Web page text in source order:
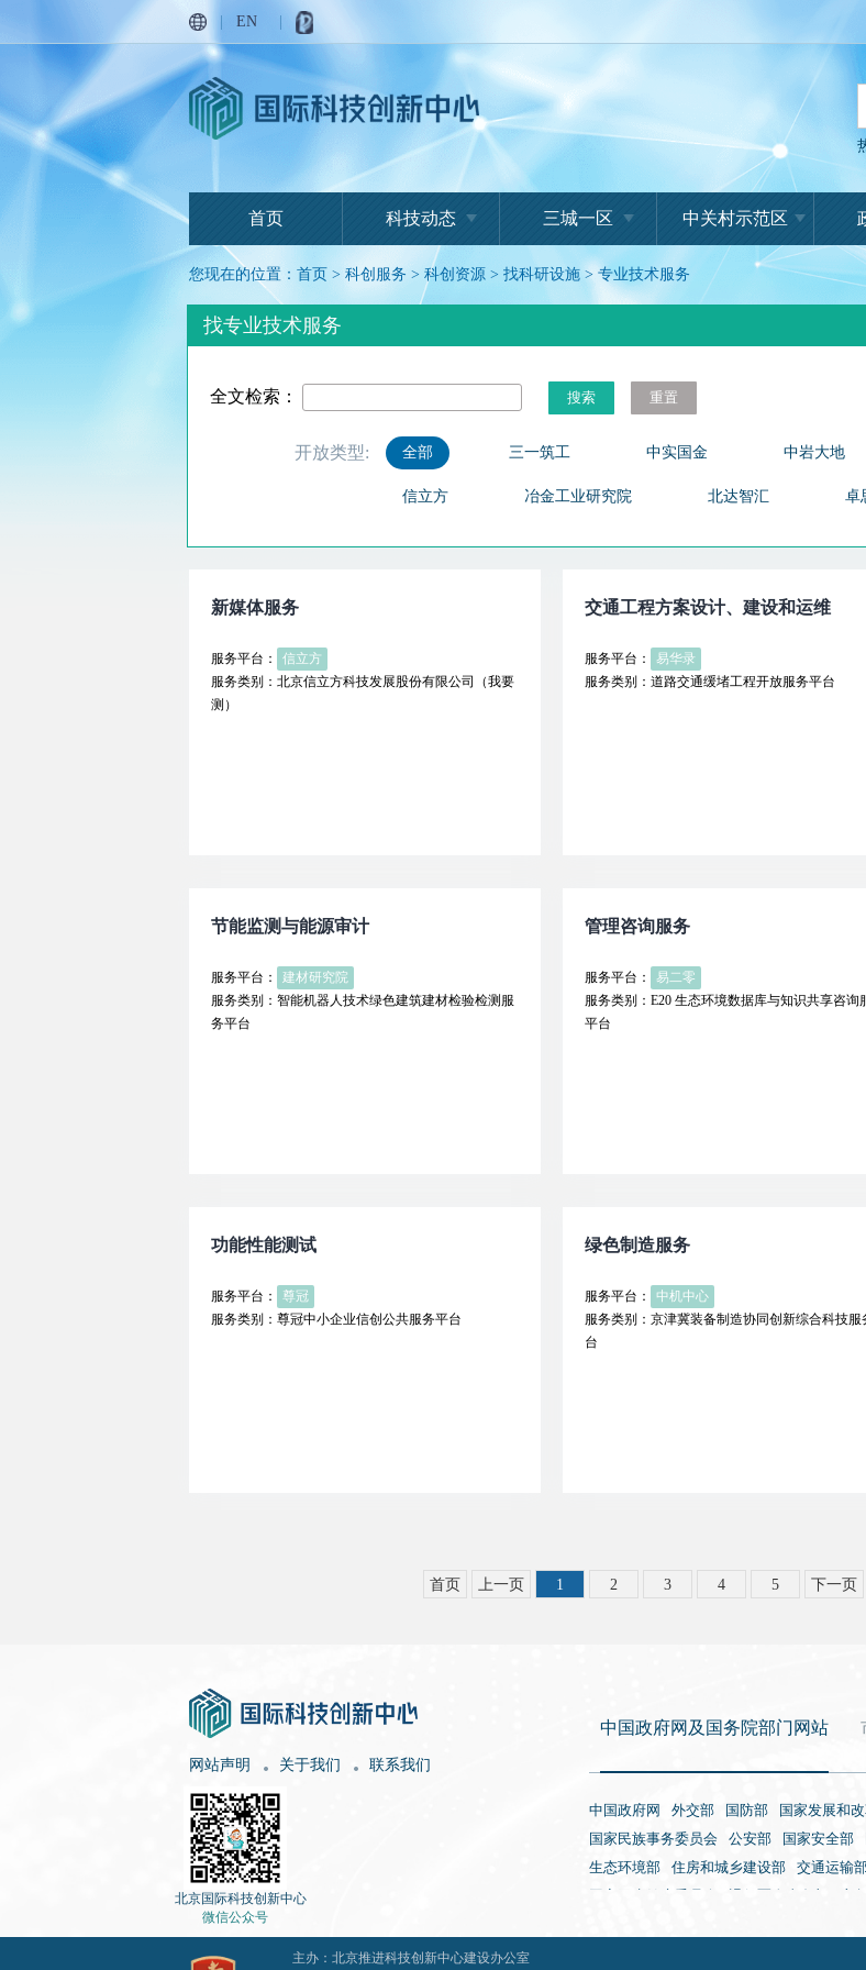
EN
首页 科技动态 三城一区 中关村示范区
您现在的位置： 首页 > 科创服务 > 科创资源 > 找科研设施 > 专业技术服务
找专业技术服务
全文检索： 搜索 重置
开放类型: 全部 三一筑工 中实国金 中岩大地
信立方 冶金工业研究院 北达智汇 卓
新媒体服务
服务平台：
信立方
服务类别：北京信立方科技发展股份有限公司（我要
测）
交通工程方案设计、建设和运维
服务平台：
易华录
服务类别：道路交通缓堵工程开放服务平台
节能监测与能源审计
服务平台：
建材研究院
服务类别：智能机器人技术绿色建筑建材检验检测服
务平台
管理咨询服务
服务平台：
易二零
服务类别：E20 生态环境数据库与知识共享咨询
平台
功能性能测试
服务平台：
尊冠
服务类别：尊冠中小企业信创公共服务平台
绿色制造服务
服务平台：
中机中心
服务类别：京津冀装备制造协同创新综合科技服
台
首页 上一页 1 2 3 4 5 下一页
网站声明 关于我们 联系我们
北京国际科技创新中心
微信公众号
中国政府网及国务院部门网站
中国政府网 外交部 国防部 国家发展和
国家民族事务委员会
公安部 国家安全部
生态环境部
住房和城乡建设部 交通运输
主办：北京推进科技创新中心建设办公室